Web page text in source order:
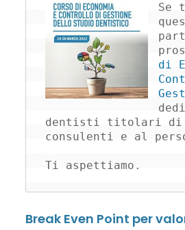
Se
di
dentisti titolari di
consulenti e al
Ti aspettiamo.
Break Even Point per